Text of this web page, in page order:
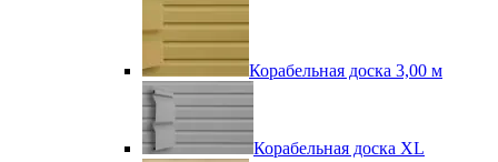
Корабельная доска 3,00 м
Корабельная доска XL